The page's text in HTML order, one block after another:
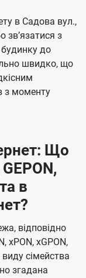
в Садова вул.,
звʼязатися з
до
швидко, що
з моменту
Що
в
відповідно
xPON, xGPON,
сімейства
згадана